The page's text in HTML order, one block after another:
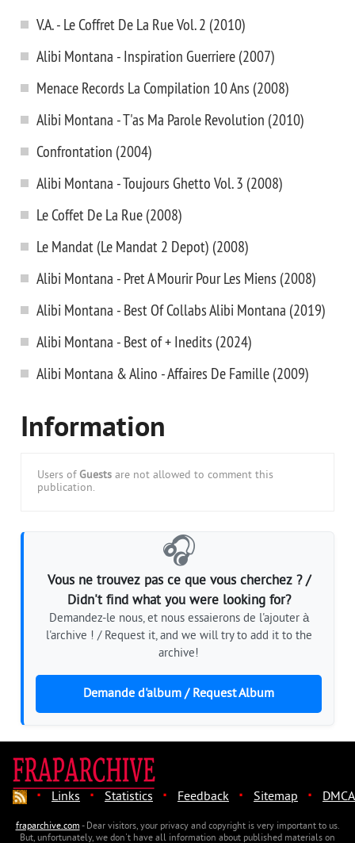
V.A. - Le Coffret De La Rue Vol. 2 (2010)
Alibi Montana - Inspiration Guerriere (2007)
Menace Records La Compilation 10 Ans (2008)
Alibi Montana - T'as Ma Parole Revolution (2010)
Confrontation (2004)
Alibi Montana - Toujours Ghetto Vol. 3 (2008)
Le Coffet De La Rue (2008)
Le Mandat (Le Mandat 2 Depot) (2008)
Alibi Montana - Pret A Mourir Pour Les Miens (2008)
Alibi Montana - Best Of Collabs Alibi Montana (2019)
Alibi Montana - Best of + Inedits (2024)
Alibi Montana & Alino - Affaires De Famille (2009)
Information
Users of Guests are not allowed to comment this
publication.
🎧
Vous ne trouvez pas ce que vous cherchez ? /
Didn't find what you were looking for?
Demandez-le nous, et nous essaierons de l'ajouter à
l'archive ! / Request it, and we will try to add it to the
archive!
Demande d'album / Request Album
· Links · Statistics · Feedback · Sitemap · DMCA
fraparchive.com- Dear visitors, your privacy and copyright is very important to us.
But, unfortunately, we don't have all information about published materials on